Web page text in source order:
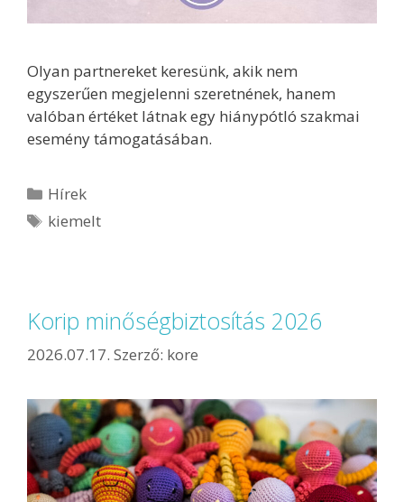
Olyan partnereket keresünk, akik nem
egyszerűen megjelenni szeretnének, hanem
valóban értéket látnak egy hiánypótló szakmai
esemény támogatásában.
Hírek
kiemelt
Korip minőségbiztosítás 2026
2026.07.17. Szerző: kore